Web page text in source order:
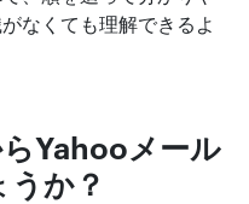
なくても理解できるよ
Yahooメール
か？